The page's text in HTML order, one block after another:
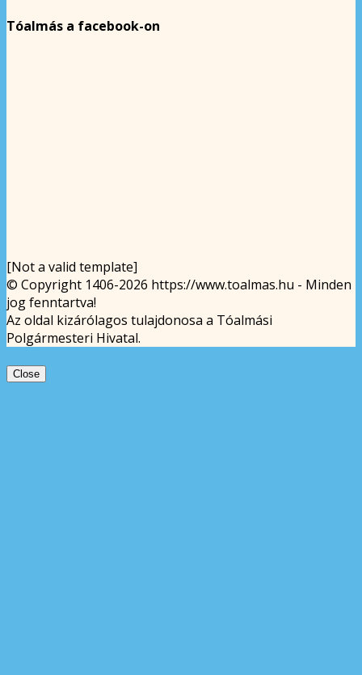
Tóalmás a facebook-on
[Not a valid template]
© Copyright 1406-2026 https://www.toalmas.hu - Minden
jog fenntartva!
Az oldal kizárólagos tulajdonosa a Tóalmási
Polgármesteri Hivatal.
Close